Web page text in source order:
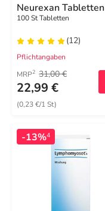
Neurexan Tabletten
100 St Tabletten
(12)
Pflichtangaben
MRP2 31,00 €
22,99 €
(0,23 €/1 St)
-13%4